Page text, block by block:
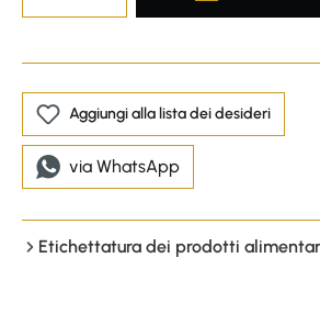
Aggiungi alla lista dei desideri
via WhatsApp
Etichettatura dei prodotti